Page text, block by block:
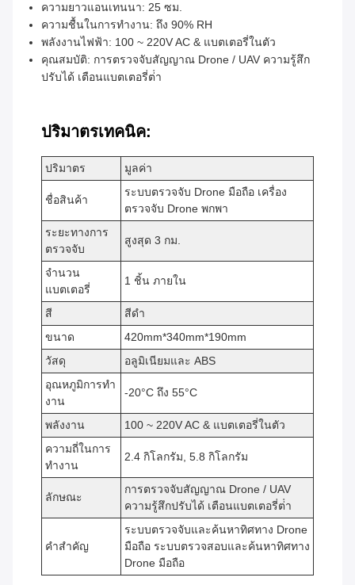
ความยาวแอนเทนนา: 25 ซม.
ความชื้นในการทํางาน: ถึง 90% RH
พลังงานไฟฟ้า: 100 ~ 220V AC & แบตเตอรี่ในตัว
คุณสมบัติ: การตรวจจับสัญญาณ Drone / UAV ความรู้สึก
ปรับได้ เตือนแบตเตอรี่ต่ํา
ปริมาตรเทคนิค:
ปริมาตร มูลค่า
ชื่อสินค้า
ระบบตรวจจับ Drone มือถือ เครื่อง
ตรวจจับ Drone พกพา
ระยะทางการ
ตรวจจับ
สูงสุด 3 กม.
จํานวน
แบตเตอรี่
1 ชิ้น ภายใน
สี
สีดํา
ขนาด
420mm*340mm*190mm
วัสดุ
อลูมิเนียมและ ABS
อุณหภูมิการทํา
งาน
-20°C ถึง 55°C
พลังงาน
100 ~ 220V AC & แบตเตอรี่ในตัว
ความถี่ในการ
ทํางาน
2.4 กิโลกรัม, 5.8 กิโลกรัม
ลักษณะ
การตรวจจับสัญญาณ Drone / UAV
ความรู้สึกปรับได้ เตือนแบตเตอรี่ต่ํา
คําสําคัญ
ระบบตรวจจับและค้นหาทิศทาง Drone
มือถือ ระบบตรวจสอบและค้นหาทิศทาง
Drone มือถือ